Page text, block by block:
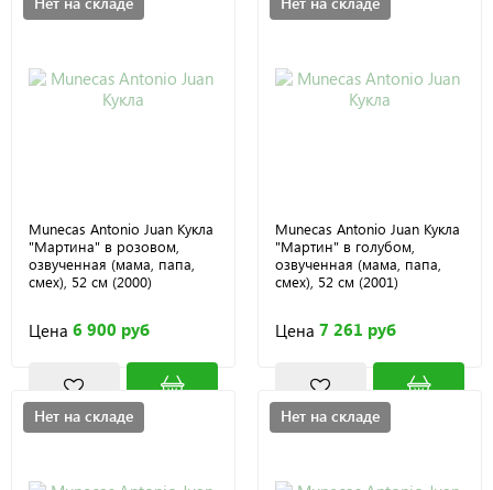
Munecas Antonio Juan Кукла
"Мартина" в розовом,
озвученная (мама, папа,
смех), 52 см (2000)
Цена 6 900 руб
Munecas Antonio Juan Кукла
"Мартин" в голубом,
озвученная (мама, папа,
смех), 52 см (2001)
Цена 7 261 руб
Нет на складе Нет на складе